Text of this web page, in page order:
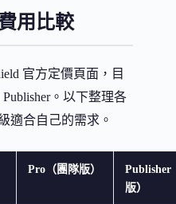
用比較
官方定價頁面，目
。以下整理各
適合自己的需求。
Pro（團隊版）
Publisher
版）